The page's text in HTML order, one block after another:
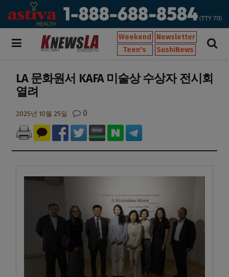
Weekend
Newsletter
Teen's
SushiNews
LA 문화원서 KAFA 미술상 수상자 전시회
열려
2025년 10월 25일 0